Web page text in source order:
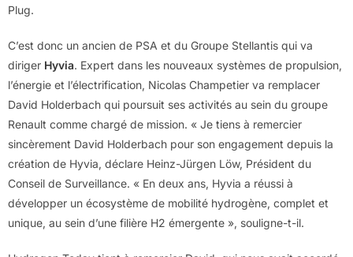
Plug.
C’est donc un ancien de PSA et du Groupe Stellantis qui va
diriger Hyvia. Expert dans les nouveaux systèmes de propulsion,
l’énergie et l’électrification, Nicolas Champetier va remplacer
David Holderbach qui poursuit ses activités au sein du groupe
Renault comme chargé de mission. « Je tiens à remercier
sincèrement David Holderbach pour son engagement depuis la
création de Hyvia, déclare Heinz-Jürgen Löw, Président du
Conseil de Surveillance. « En deux ans, Hyvia a réussi à
développer un écosystème de mobilité hydrogène, complet et
unique, au sein d’une filière H2 émergente », souligne-t-il.